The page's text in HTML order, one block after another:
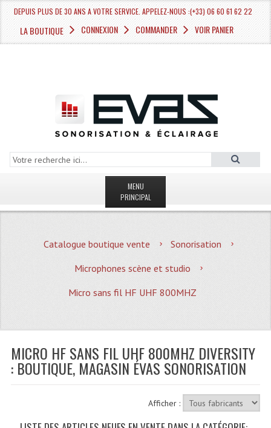
DEPUIS PLUS DE 30 ANS A VOTRE SERVICE. APPELEZ-NOUS :(+33) 06 60 61 62 22
LA BOUTIQUE CONNEXION COMMANDER VOIR PANIER
MENU
PRINCIPAL
MAGASIN
Quoi De Neuf?
Promotions
Location De Matériel
Le Matériel D´occasion
Recevoir Nos Promotions
Catalogue boutique vente
Sonorisation
Microphones scène et studio
Micro sans fil HF UHF 800MHZ
MICRO HF SANS FIL UHF 800MHZ DIVERSITY
: BOUTIQUE, MAGASIN ÉVAS SONORISATION
Afficher :